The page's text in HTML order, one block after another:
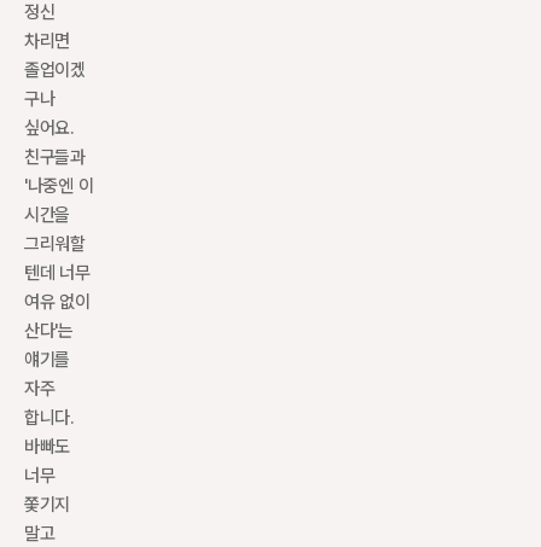
정신
차리면
졸업이겠
구나
싶어요.
친구들과
'나중엔 이
시간을
그리워할
텐데 너무
여유 없이
산다'는
얘기를
자주
합니다.
바빠도
너무
쫓기지
말고